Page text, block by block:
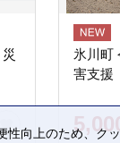
氷川町
害支援
性向上のため、ク